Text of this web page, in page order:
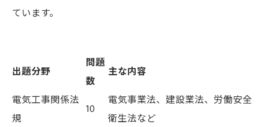
ています。
出題分野
問題
数
主な内容
電気工事関係法
規
10
電気事業法、建設業法、労働安全
衛生法など